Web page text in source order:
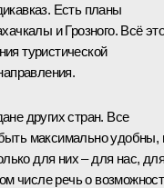
Есть планы
и Грозного. Всё
туристической
других стран. Все
максимально
для них – для нас, для
числе речь о